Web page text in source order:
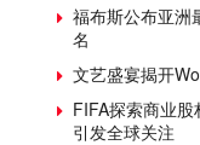
福布斯公布亚洲
名
文艺盛宴揭开
FIFA探索商业
引发全球关注